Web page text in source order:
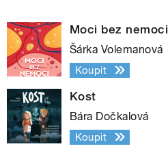
Moci bez nemoci
Šárka Volemanová
Koupit
Kost
Bára Dočkalová
Koupit